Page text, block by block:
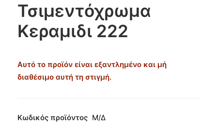
CART
Τσιμεντόχρωμα
Κεραμιδι 222
Αυτό το προϊόν είναι εξαντλημένο και μή
διαθέσιμο αυτή τη στιγμή.
Κωδικός προϊόντος Μ/Δ